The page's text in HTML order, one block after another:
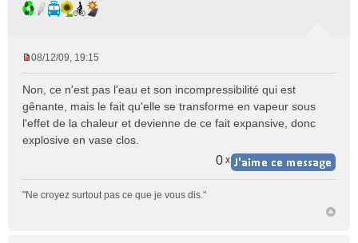
s
s
a
g
o
n
08/12/09, 19:15
Non, ce n'est pas l'eau et son incompressibilité qui est
gênante, mais le fait qu'elle se transforme en vapeur sous
l'effet de la chaleur et devienne de ce fait expansive, donc
explosive en vase clos.
0 x
"Ne croyez surtout pas ce que je vous dis."